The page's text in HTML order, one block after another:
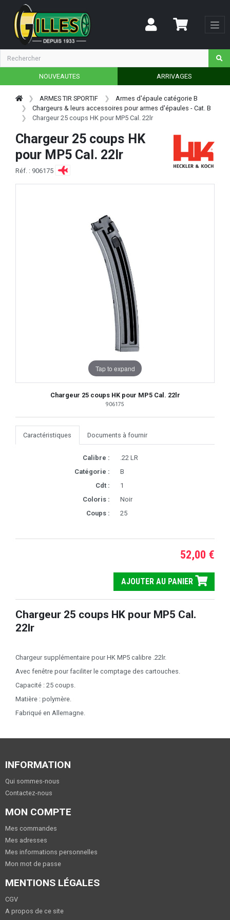
NOUVEAUTES ARRIVAGES
ARMES TIR SPORTIF
Armes d'épaule catégorie B
Chargeurs & leurs accessoires pour armes d'épaules - Cat. B
Chargeur 25 coups HK pour MP5 Cal. 22lr
Chargeur 25 coups HK
pour MP5 Cal. 22lr
Réf. : 906175
Tap to expand
Chargeur 25 coups HK pour MP5 Cal. 22lr
906175
Caractéristiques Documents à fournir
Calibre :
.22 LR
Catégorie :
B
Cdt :
1
Coloris :
Noir
Coups :
25
52,00 €
AJOUTER AU PANIER
Chargeur 25 coups HK pour MP5 Cal.
22lr
Chargeur supplémentaire pour HK MP5 calibre .22lr.
Avec fenêtre pour faciliter le comptage des cartouches.
Capacité : 25 coups.
Matière : polymère.
Fabriqué en Allemagne.
INFORMATION
Qui sommes-nous
Contactez-nous
MON COMPTE
Mes commandes
Mes adresses
Mes informations personnelles
Mon mot de passe
MENTIONS LÉGALES
CGV
A propos de ce site